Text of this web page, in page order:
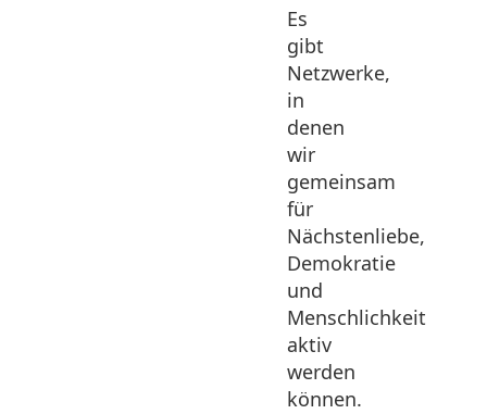
Es
gibt
Netzwerke,
in
denen
wir
gemeinsam
für
Nächstenliebe,
Demokratie
und
Menschlichkeit
aktiv
werden
können.